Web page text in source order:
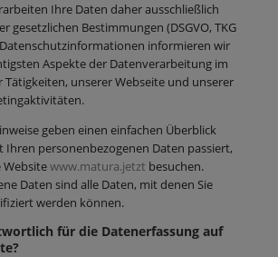
Ihre Daten daher ausschließlich
gesetzlichen Bestimmungen (DSGVO, TKG
informieren wir
Aspekte der Datenverarbeitung im
Tätigkeiten, unserer Webseite und unserer
geben einen einfachen Überblick
Ihren personenbezogenen Daten passiert,
Websitewww.matura.jetzt besuchen.
Daten sind alle Daten, mit denen Sie
werden können.
für die Datenerfassung auf